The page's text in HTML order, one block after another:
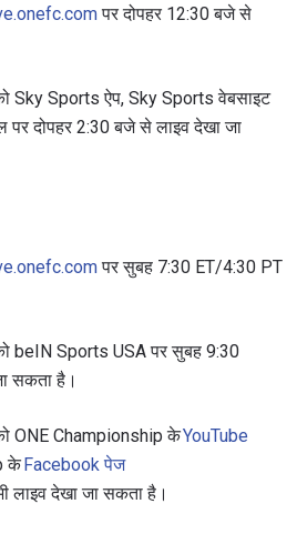
पर दोपहर 12:30 बजे से
Sky Sports ऐप, Sky Sports वेबसाइट
दोपहर 2:30 बजे से लाइव देखा जा
पर सुबह 7:30 ET/4:30 PT
beIN Sports USA पर सुबह 9:30
सकता है।
ONE Championship केYouTube
केFacebook पेज
लाइव देखा जा सकता है।